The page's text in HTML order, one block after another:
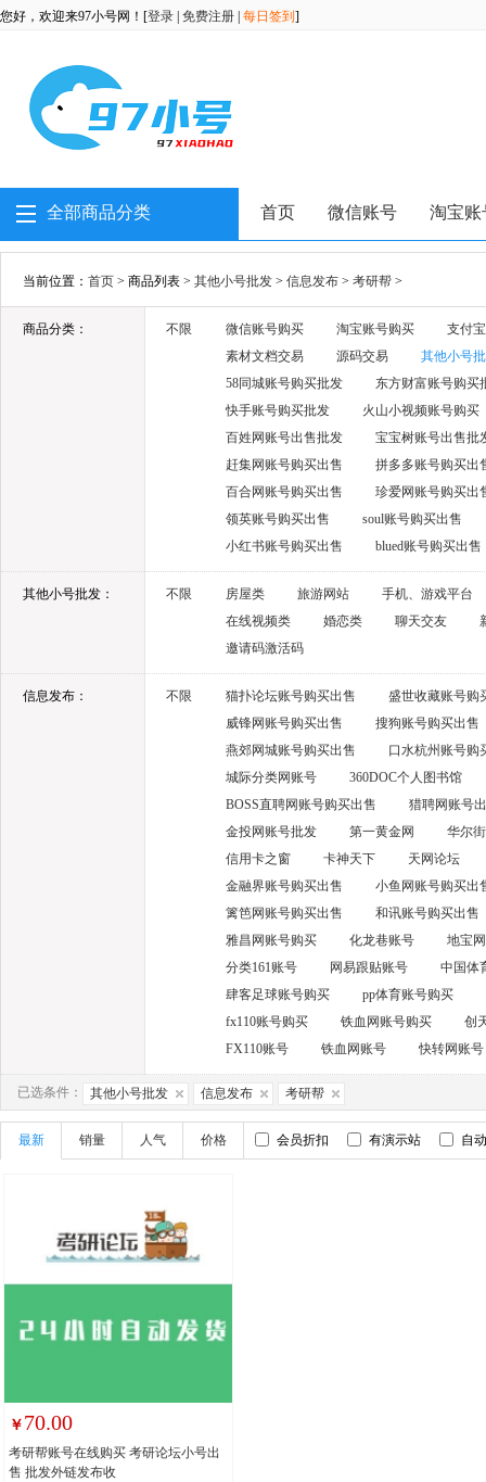
您好，欢迎来97小号网！[登录 免费注册 每日签到 ]
全部商品分类 首页 微信账号 淘宝账
当前位置： 首页 > 商品列表 > 其他小号批发 > 信息发布 > 考研帮 >
商品分类： 不限 微信账号购买 淘宝账号购买
支付
素材文档交易
源码交易
其他小号
58同城账号购买批发
东方财富账号购买
快手账号购买批发
火山小视频账号购买
百姓网账号出售批发
宝宝树账号出售批
赶集网账号购买出售
拼多多账号购买出
百合网账号购买出售
珍爱网账号购买出
领英账号购买出售
soul账号购买出售
小红书账号购买出售
blued账号购买出售
其他小号批发： 不限 房屋类 旅游网站
手机、游戏平台
在线视频类
婚恋类 聊天交友
邀请码激活码
信息发布： 不限 猫扑论坛账号购买出售
盛世收藏账号购
威锋网账号购买出售
搜狗账号购买出售
燕郊网城账号购买出售
口水杭州账号购
城际分类网账号
360DOC个人图书馆
BOSS直聘网账号购买出售
猎聘网账号
金投网账号批发
第一黄金网
华尔
信用卡之窗
卡神天下
天网论坛
金融界账号购买出售
小鱼网账号购买出
篱笆网账号购买出售
和讯账号购买出售
雅昌网账号购买
化龙巷账号
地宝
分类161账号
网易跟贴账号
中国体
肆客足球账号购买
pp体育账号购买
fx110账号购买
铁血网账号购买
创
FX110账号
铁血网账号 快转网账号
已选条件： 其他小号批发 信息发布 考研帮
最新 销量 人气 价格 会员折扣 有演示站 自
￥ 70.00
考研帮账号在线购买 考研论坛小号出
售 批发外链发布收